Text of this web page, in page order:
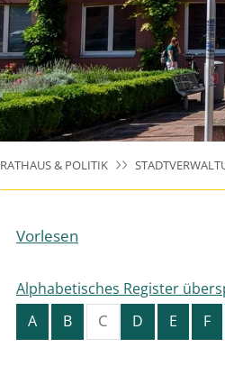
RATHAUS & POLITIK
Vorlesen
Alphabetisches Register
A
B C D E F